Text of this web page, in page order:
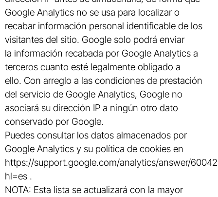
Google Analytics no se usa para localizar o
recabar información personal identificable de los
visitantes del sitio. Google solo podrá enviar
la información recabada por Google Analytics a
terceros cuanto esté legalmente obligado a
ello. Con arreglo a las condiciones de prestación
del servicio de Google Analytics, Google no
asociará su dirección IP a ningún otro dato
conservado por Google.
Puedes consultar los datos almacenados por
Google Analytics y su política de cookies en
https://support.google.com/analytics/answer/
hl=es .
NOTA: Esta lista se actualizará con la mayor